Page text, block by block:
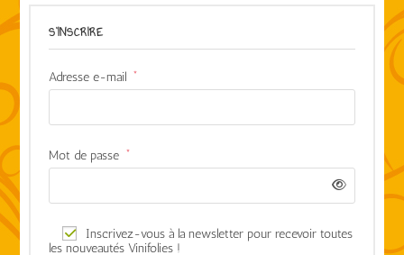
S’INSCRIRE
Adresse e-mail *
Mot de passe *
Inscrivez-vous à la newsletter pour recevoir toutes
les nouveautés Vinifolies !